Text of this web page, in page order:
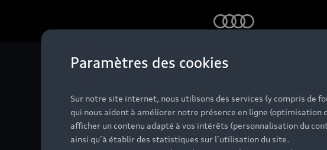
Paramètres des cookies
Sur notre site internet, nous utilisons des services (y compris de
qui nous aident à améliorer notre présence en ligne (optimisation
afficher un contenu adapté à vos intérêts (personnalisation du
ainsi qu’à établir des statistiques sur l’utilisation du site.
Nos Audi